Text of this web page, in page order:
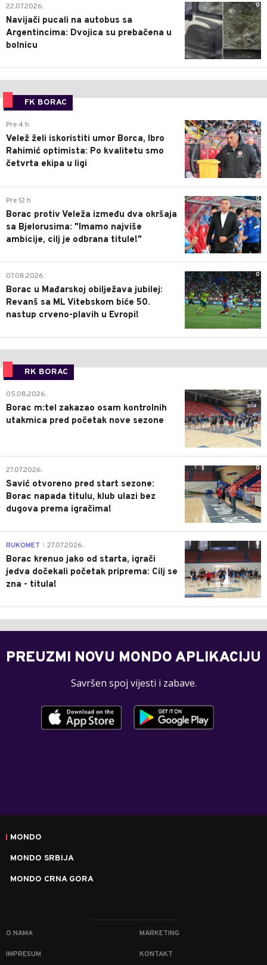
0
22.07.2026.
Navijači pucali na autobus sa
Argentincima: Dvojica su prebačena u
bolnicu
FK BORAC
0
Pre 4 h
Velež želi iskoristiti umor Borca, Ibro
Rahimić optimista: Po kvalitetu smo
četvrta ekipa u ligi
0
Pre 12 h
Borac protiv Veleža između dva okršaja
sa Bjelorusima: "Imamo najviše
ambicije, cilj je odbrana titule!"
0
07.08.2026.
Borac u Mađarskoj obilježava jubilej:
Revanš sa ML Vitebskom biće 50.
nastup crveno-plavih u Evropi!
RK BORAC
0
05.08.2026.
Borac m:tel zakazao osam kontrolnih
utakmica pred početak nove sezone
0
27.07.2026.
Savić otvoreno pred start sezone:
Borac napada titulu, klub ulazi bez
dugova prema igračima!
0
RUKOMET 27.07.2026.
Borac krenuo jako od starta, igrači
jedva dočekali početak priprema: Cilj se
zna - titula!
PREUZMI NOVU MONDO APLIKACIJU
Savršen spoj vijesti i zabave.
MONDO
MONDO SRBIJA
MONDO CRNA GORA
O NAMA MARKETING
IMPRESUM KONTAKT